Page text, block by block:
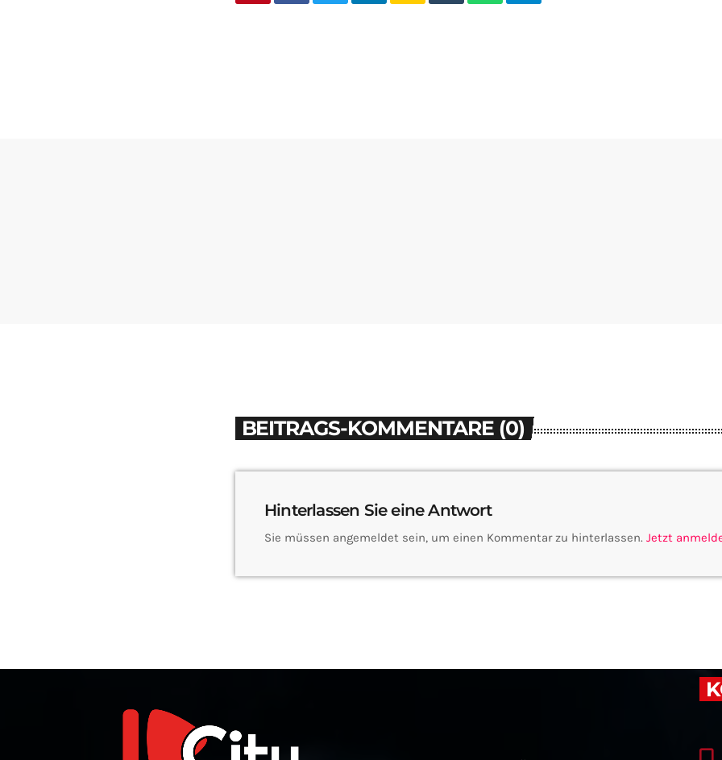
BEITRAGS-KOMMENTARE (0)
Hinterlassen Sie eine Antwort
Sie müssen angemeldet sein, um einen Kommentar zu hinterlassen. Jetzt